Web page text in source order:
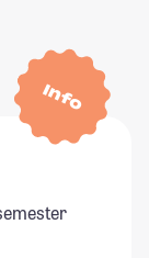
Info